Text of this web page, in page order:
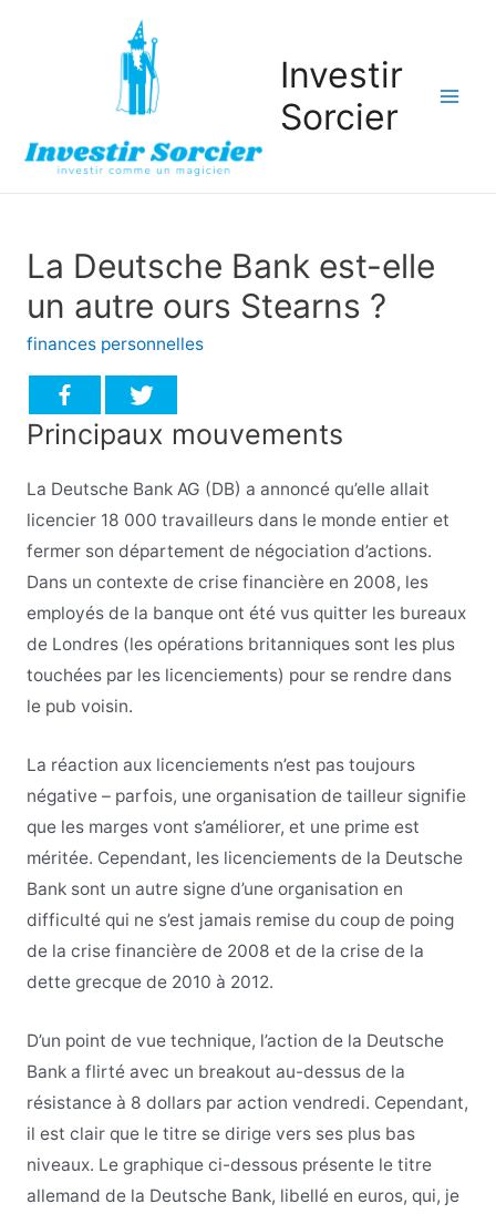
Investir
Sorcier
La Deutsche Bank est-elle
un autre ours Stearns ?
finances personnelles
Principaux mouvements
La Deutsche Bank AG (DB) a annoncé qu’elle allait
licencier 18 000 travailleurs dans le monde entier et
fermer son département de négociation d’actions.
Dans un contexte de crise financière en 2008, les
employés de la banque ont été vus quitter les bureaux
de Londres (les opérations britanniques sont les plus
touchées par les licenciements) pour se rendre dans
le pub voisin.
La réaction aux licenciements n’est pas toujours
négative – parfois, une organisation de tailleur signifie
que les marges vont s’améliorer, et une prime est
méritée. Cependant, les licenciements de la Deutsche
Bank sont un autre signe d’une organisation en
difficulté qui ne s’est jamais remise du coup de poing
de la crise financière de 2008 et de la crise de la
dette grecque de 2010 à 2012.
D’un point de vue technique, l’action de la Deutsche
Bank a flirté avec un breakout au-dessus de la
résistance à 8 dollars par action vendredi. Cependant,
il est clair que le titre se dirige vers ses plus bas
niveaux. Le graphique ci-dessous présente le titre
allemand de la Deutsche Bank, libellé en euros, qui, je